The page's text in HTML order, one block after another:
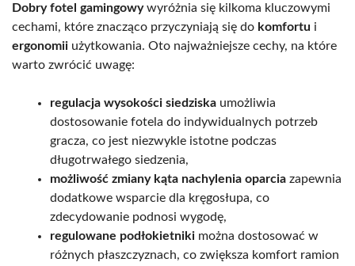
Dobry fotel gamingowywyróżnia się kilkoma kluczowymi
cechami, które znacząco przyczyniają się do komfortu i
ergonomii użytkowania. Oto najważniejsze cechy, na które
warto zwrócić uwagę:
regulacja wysokości siedziska umożliwia
dostosowanie fotela do indywidualnych potrzeb
gracza, co jest niezwykle istotne podczas
długotrwałego siedzenia,
możliwość zmiany kąta nachylenia oparcia zapewnia
dodatkowe wsparcie dla kręgosłupa, co
zdecydowanie podnosi wygodę,
regulowane podłokietniki można dostosować w
różnych płaszczyznach, co zwiększa komfort ramion